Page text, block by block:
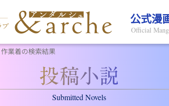
公式漫
Official
作業着の検索結果
Submitted Novels